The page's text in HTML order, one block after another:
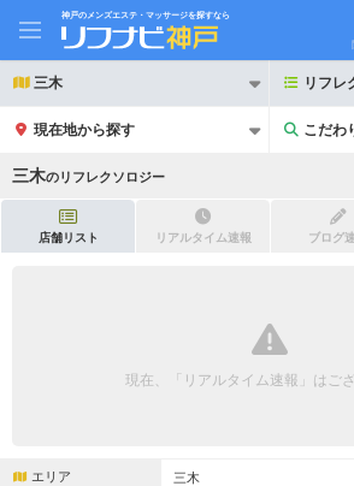
神戸のメンズエステ・マッサージを探すなら
三木 リフレ
現在地から探す こだわ
こだわ
三木のリフレクソロジー
店舗リスト リアルタイム速報 ブログ
現在、「リアルタイム速報」はご
エリア 三木